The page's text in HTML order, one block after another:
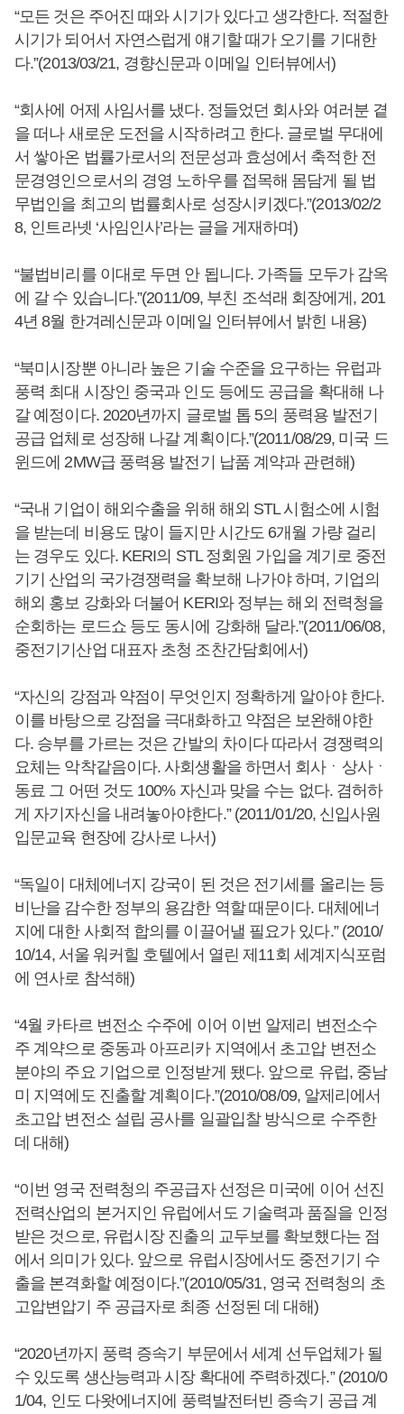
“모든 것은 주어진 때와 시기가 있다고 생각한다. 적절한
시기가 되어서 자연스럽게 얘기할 때가 오기를 기대한
다.”(2013/03/21, 경향신문과 이메일 인터뷰에서)
“회사에 어제 사임서를 냈다. 정들었던 회사와 여러분 곁
을 떠나 새로운 도전을 시작하려고 한다. 글로벌 무대에
서 쌓아온 법률가로서의 전문성과 효성에서 축적한 전
문경영인으로서의 경영 노하우를 접목해 몸담게 될 법
무법인을 최고의 법률회사로 성장시키겠다.”(2013/02/2
8, 인트라넷 ‘사임인사’라는 글을 게재하며)
“불법비리를 이대로 두면 안 됩니다. 가족들 모두가 감옥
에 갈 수 있습니다.”(2011/09, 부친 조석래 회장에게, 201
4년 8월 한겨레신문과 이메일 인터뷰에서 밝힌 내용)
“북미시장뿐 아니라 높은 기술 수준을 요구하는 유럽과
풍력 최대 시장인 중국과 인도 등에도 공급을 확대해 나
갈 예정이다. 2020년까지 글로벌 톱 5의 풍력용 발전기
공급 업체로 성장해 나갈 계획이다.”(2011/08/29, 미국 드
윈드에 2MW급 풍력용 발전기 납품 계약과 관련해)
“국내 기업이 해외수출을 위해 해외 STL 시험소에 시험
을 받는데 비용도 많이 들지만 시간도 6개월 가량 걸리
는 경우도 있다. KERI의 STL 정회원 가입을 계기로 중전
기기 산업의 국가경쟁력을 확보해 나가야 하며, 기업의
해외 홍보 강화와 더불어 KERI와 정부는 해외 전력청을
순회하는 로드쇼 등도 동시에 강화해 달라.”(2011/06/08,
중전기기산업 대표자 초청 조찬간담회에서)
“자신의 강점과 약점이 무엇인지 정확하게 알아야 한다.
이를 바탕으로 강점을 극대화하고 약점은 보완해야한
다. 승부를 가르는 것은 간발의 차이다 따라서 경쟁력의
요체는 악착같음이다. 사회생활을 하면서 회사ㆍ상사ㆍ
동료 그 어떤 것도 100% 자신과 맞을 수는 없다. 겸허하
게 자기자신을 내려놓아야한다.” (2011/01/20, 신입사원
입문교육 현장에 강사로 나서)
“독일이 대체에너지 강국이 된 것은 전기세를 올리는 등
비난을 감수한 정부의 용감한 역할 때문이다. 대체에너
지에 대한 사회적 합의를 이끌어낼 필요가 있다.” (2010/
10/14, 서울 워커힐 호텔에서 열린 제11회 세계지식포럼
에 연사로 참석해)
“4월 카타르 변전소 수주에 이어 이번 알제리 변전소수
주 계약으로 중동과 아프리카 지역에서 초고압 변전소
분야의 주요 기업으로 인정받게 됐다. 앞으로 유럽, 중남
미 지역에도 진출할 계획이다.”(2010/08/09, 알제리에서
초고압 변전소 설립 공사를 일괄입찰 방식으로 수주한
데 대해)
“이번 영국 전력청의 주공급자 선정은 미국에 이어 선진
전력산업의 본거지인 유럽에서도 기술력과 품질을 인정
받은 것으로, 유럽시장 진출의 교두보를 확보했다는 점
에서 의미가 있다. 앞으로 유럽시장에서도 중전기기 수
출을 본격화할 예정이다.”(2010/05/31, 영국 전력청의 초
고압변압기 주 공급자로 최종 선정된 데 대해)
“2020년까지 풍력 증속기 부문에서 세계 선두업체가 될
수 있도록 생산능력과 시장 확대에 주력하겠다.” (2010/0
1/04, 인도 다왓에너지에 풍력발전터빈 증속기 공급 계